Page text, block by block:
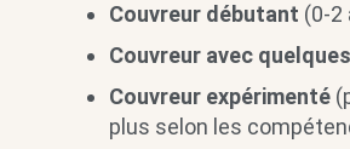
Couvreur débutant (0-2
Couvreur avec
Couvreur expérimenté
plus selon les